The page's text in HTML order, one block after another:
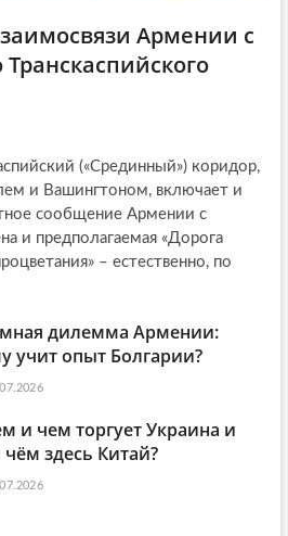
Армении с
(«Срединный») коридор,
и Вашингтоном, включает и
сообщение Армении с
и предполагаемая «Дорога
– естественно, по
дилемма Армении:
учит опыт Болгарии?
и чем торгует Украина и
здесь Китай?